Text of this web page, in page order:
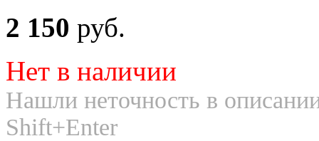
2 150 руб.
Нет в наличии
Нашли неточность в
Shift+Enter